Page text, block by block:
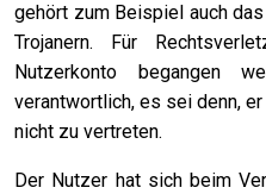
gehört zum Beispiel auch
Trojanern. Für
Nutzerkonto begangen
verantwortlich, es sei denn,
nicht zu vertreten.
Der Nutzer hat sich beim